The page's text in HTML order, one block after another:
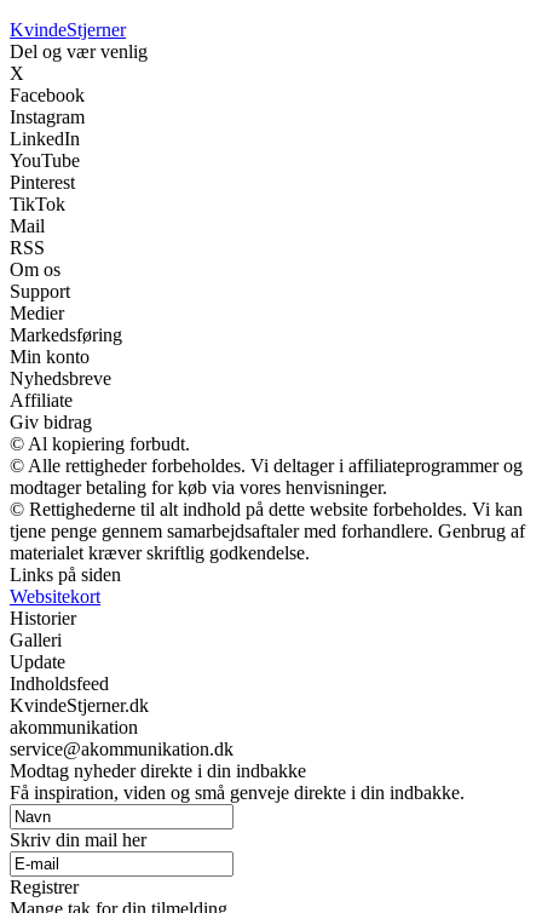
KvindeStjerner
Del og vær venlig
X
Facebook
Instagram
LinkedIn
YouTube
Pinterest
TikTok
Mail
RSS
Om os
Support
Medier
Markedsføring
Min konto
Nyhedsbreve
Affiliate
Giv bidrag
© Al kopiering forbudt.
© Alle rettigheder forbeholdes. Vi deltager i affiliateprogrammer og
modtager betaling for køb via vores henvisninger.
© Rettighederne til alt indhold på dette website forbeholdes. Vi kan
tjene penge gennem samarbejdsaftaler med forhandlere. Genbrug af
materialet kræver skriftlig godkendelse.
Links på siden
Websitekort
Historier
Galleri
Update
Indholdsfeed
KvindeStjerner.dk
akommunikation
service@akommunikation.dk
Modtag nyheder direkte i din indbakke
Få inspiration, viden og små genveje direkte i din indbakke.
Skriv din mail her
Registrer
Mange tak for din tilmelding